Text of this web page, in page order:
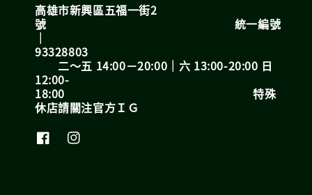
高雄市新興區五福一街2
號 統一編號
｜
93328803
二～五 14:00－20:00｜六 13:00-20:00 日
12:00-
18:00 特殊
休店請關注官方ＩＧ